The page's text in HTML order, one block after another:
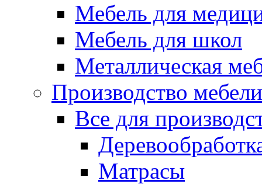
Мебель для
Мебель для школ
Металлическая
Производство мебели
Все для
Матрасы